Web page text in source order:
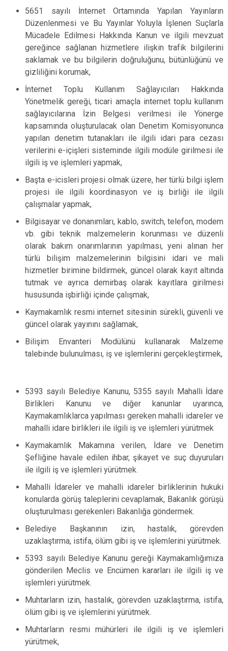
5651 sayılı İnternet Ortamında Yapılan Yayınların
Düzenlenmesi ve Bu Yayınlar Yoluyla İşlenen Suçlarla
Mücadele Edilmesi Hakkında Kanun ve ilgili mevzuat
gereğince sağlanan hizmetlere ilişkin trafik bilgilerini
saklamak ve bu bilgilerin doğruluğunu, bütünlüğünü ve
gizliliğini korumak,
İnternet Toplu Kullanım Sağlayıcıları Hakkında
Yönetmelik gereği, ticari amaçla internet toplu kullanım
sağlayıcılarına İzin Belgesi verilmesi ile Yönerge
kapsamında oluşturulacak olan Denetim Komisyonunca
yapılan denetim tutanakları ile ilgili idari para cezası
verilerini e-içişleri sisteminde ilgili modüle girilmesi ile
ilgili iş ve işlemleri yapmak,
Başta e-icisleri projesi olmak üzere, her türlü bilgi işlem
projesi ile ilgili koordinasyon ve iş birliği ile ilgili
çalışmalar yapmak,
Bilgisayar ve donanımları, kablo, switch, telefon, modem
vb. gibi teknik malzemelerin korunması ve düzenli
olarak bakım onarımlarının yapılması, yeni alınan her
türlü bilişim malzemelerinin bilgisini idari ve mali
hizmetler birimine bildirmek, güncel olarak kayıt altında
tutmak ve ayrıca demirbaş olarak kayıtlara girilmesi
hususunda işbirliği içinde çalışmak,
Kaymakamlık resmi internet sitesinin sürekli, güvenli ve
güncel olarak yayınını sağlamak,
Bilişim Envanteri Modülünü kullanarak Malzeme
talebinde bulunulması, iş ve işlemlerini gerçekleştirmek,
5393 sayılı Belediye Kanunu, 5355 sayılı Mahalli İdare
Birlikleri Kanunu ve diğer kanunlar uyarınca,
Kaymakamlıklarca yapılması gereken mahalli idareler ve
mahalli idare birlikleri ile ilgili iş ve işlemleri yürütmek
Kaymakamlık Makamına verilen, İdare ve Denetim
Şefliğine havale edilen ihbar, şikayet ve suç duyuruları
ile ilgili iş ve işlemleri yürütmek.
Mahalli İdareler ve mahalli idareler birliklerinin hukuki
konularda görüş taleplerini cevaplamak, Bakanlık görüşü
oluşturulması gerekenleri Bakanlığa göndermek.
Belediye Başkanının izin, hastalık, görevden
uzaklaştırma, istifa, ölüm gibi iş ve işlemlerini yürütmek.
5393 sayılı Belediye Kanunu gereği Kaymakamlığımıza
gönderilen Meclis ve Encümen kararları ile ilgili iş ve
işlemleri yürütmek.
Muhtarların izin, hastalık, görevden uzaklaştırma, istifa,
ölüm gibi iş ve işlemlerini yürütmek.
Muhtarların resmi mühürleri ile ilgili iş ve işlemleri
yürütmek,